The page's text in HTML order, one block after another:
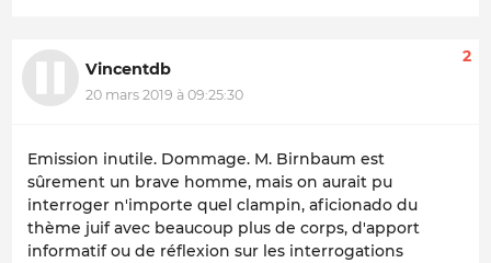
Vincentdb
20 mars 2019 à 09:25:30
2
Emission inutile. Dommage. M. Birnbaum est
sûrement un brave homme, mais on aurait pu
interroger n'importe quel clampin, aficionado du
thème juif avec beaucoup plus de corps, d'apport
informatif ou de réflexion sur les interrogations